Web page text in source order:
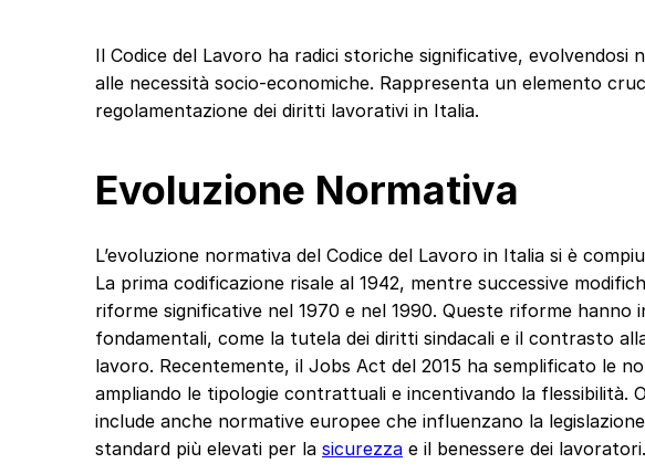
Il Codice del Lavoro ha radici storiche significative, evolvendosi
alle necessità socio-economiche. Rappresenta un elemento
regolamentazione dei diritti lavorativi in Italia.
Evoluzione Normativa
L’evoluzione normativa del Codice del Lavoro in Italia si è
La prima codificazione risale al 1942, mentre successive
riforme significative nel 1970 e nel 1990. Queste riforme
fondamentali, come la tutela dei diritti sindacali e il contrasto
lavoro. Recentemente, il Jobs Act del 2015 ha semplificato le
ampliando le tipologie contrattuali e incentivando la flessibilità.
include anche normative europee che influenzano la
standard più elevati per la sicurezza e il benessere dei lavoratori.